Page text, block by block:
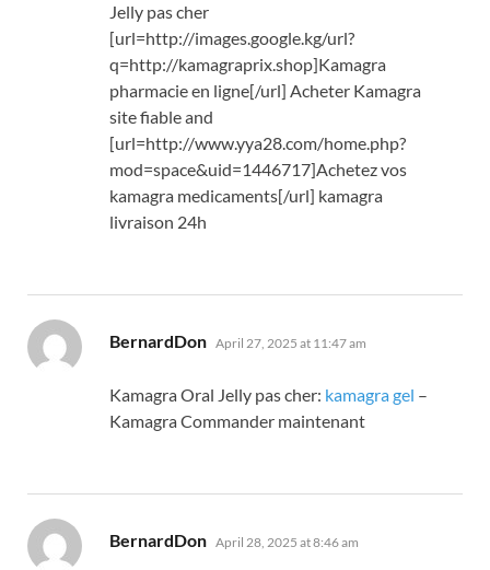
Jelly pas cher
[url=http://images.google.kg/url?
q=http://kamagraprix.shop]Kamagra
pharmacie en ligne[/url] Acheter Kamagra
site fiable and
[url=http://www.yya28.com/home.php?
mod=space&uid=1446717]Achetez vos
kamagra medicaments[/url] kamagra
livraison 24h
BernardDon says:
April 27, 2025 at 11:47 am
Kamagra Oral Jelly pas cher: kamagra gel –
Kamagra Commander maintenant
BernardDon says:
April 28, 2025 at 8:46 am